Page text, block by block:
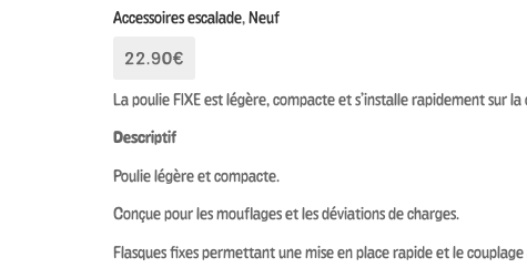
Accessoires escalade,Neuf
22.90€
La poulie FIXE est légère, compacte et s’installe rapidement sur
Descriptif
Poulie légère et compacte.
Conçue pour les mouflages et les déviations de charges.
Flasques fixes permettant une mise en place rapide et le